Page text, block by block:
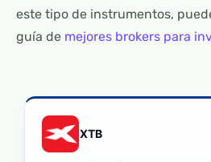
este tipo de instrumentos,
guía de mejores brokers para
XTB